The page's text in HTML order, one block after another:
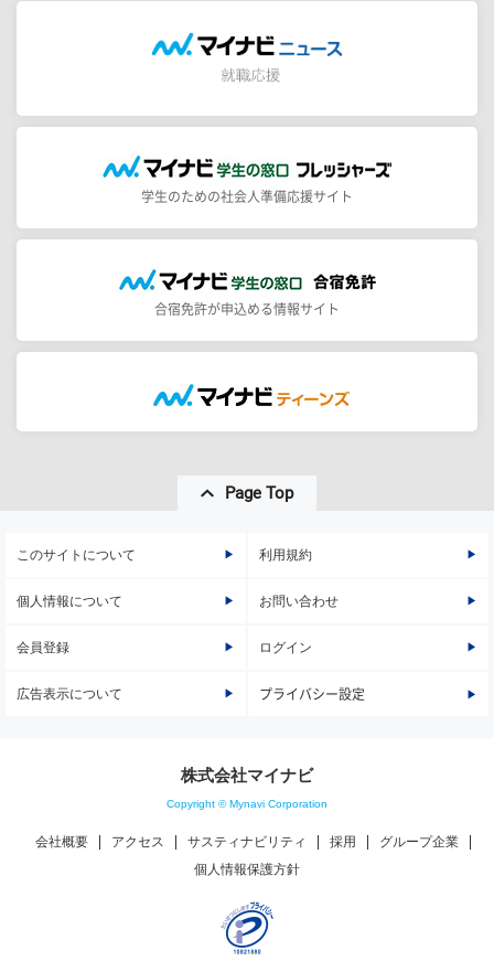
学生のための社会人準備応援サイト
合宿免許が申込める情報サイト
Page Top
このサイトについて 利用規約
個人情報について お問い合わせ
会員登録 ログイン
広告表示について プライバシー設定
株式会社マイナビ
Copyright © Mynavi Corporation
会社概要 アクセス サスティナビリティ 採用
グループ企業
個人情報保護方針